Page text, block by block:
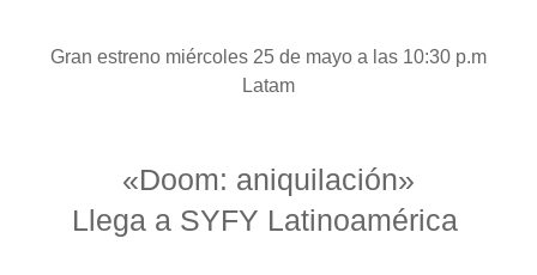
Gran estreno miércoles 25 de mayo a las 10:30 p.m
Latam
«Doom: aniquilación»
Llega a SYFY Latinoamérica